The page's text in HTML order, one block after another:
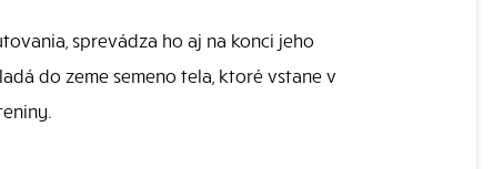
sprevádza ho aj na konci jeho
do zeme semeno tela, ktoré vstane v